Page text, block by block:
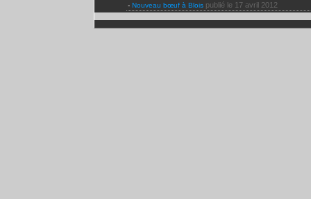
- Nouveau bœuf à Blois publié le 17 avril 2012